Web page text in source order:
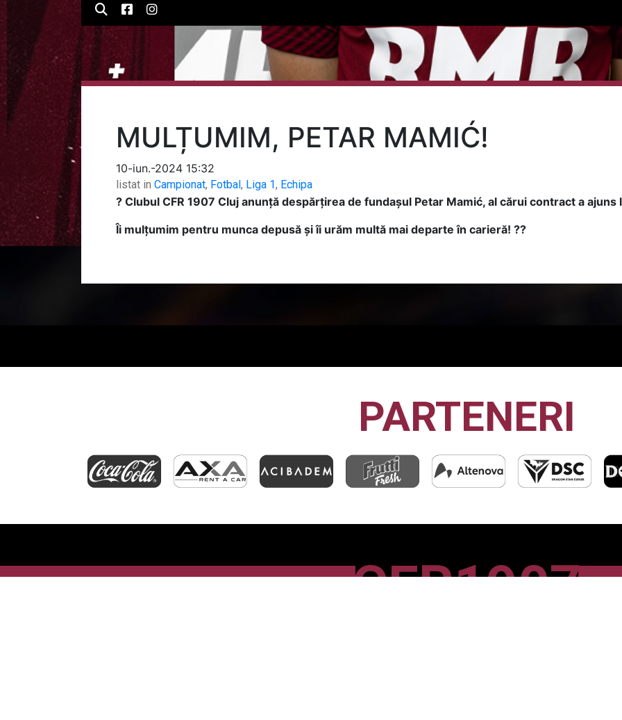
MULȚUMIM, PETAR MAMIĆ!
10-iun.-2024 15:32
listat in Campionat, Fotbal , Liga 1, Echipa
? Clubul CFR 1907 Cluj anunță despărțirea de fundașul Petar Mamić, al cărui contract a ajuns
Îi mulțumim pentru munca depusă și îi urăm multă mai departe în carieră! ??
PARTENERI
CFR1907